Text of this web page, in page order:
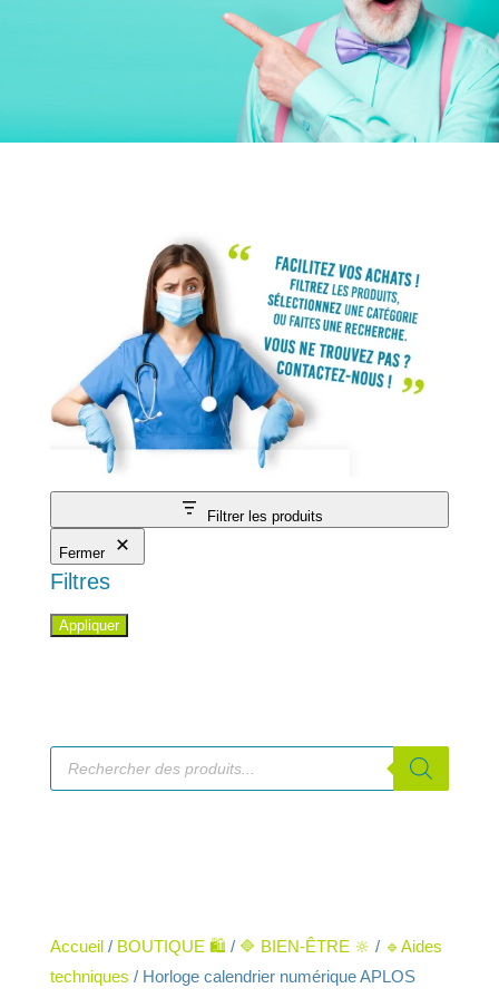
Filtrer les produits
Fermer
Filtres
Appliquer
Recherche
produits
Accueil/ BOUTIQUE 🛍️ / 🔷 BIEN-ÊTRE 🔆 / 🔹Aides
techniques / Horloge calendrier numérique APLOS